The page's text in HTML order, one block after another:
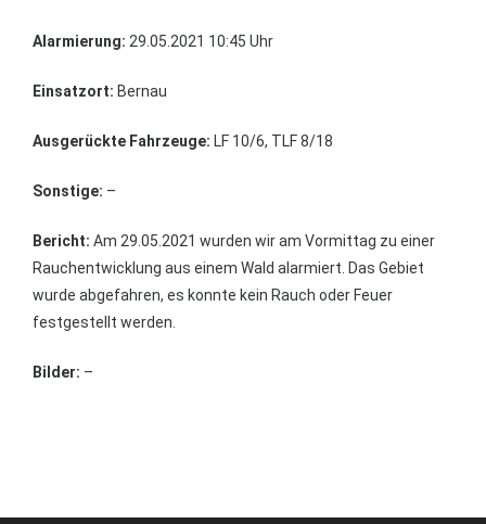
Alarmierung: 29.05.2021 10:45 Uhr
Einsatzort: Bernau
Ausgerückte Fahrzeuge: LF 10/6, TLF 8/18
Sonstige: –
Bericht: Am 29.05.2021 wurden wir am Vormittag zu einer
Rauchentwicklung aus einem Wald alarmiert. Das Gebiet
wurde abgefahren, es konnte kein Rauch oder Feuer
festgestellt werden.
Bilder: –